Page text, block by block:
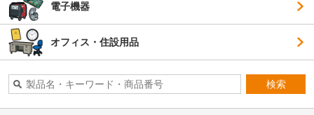
電子機器
オフィス・住設用品
検索